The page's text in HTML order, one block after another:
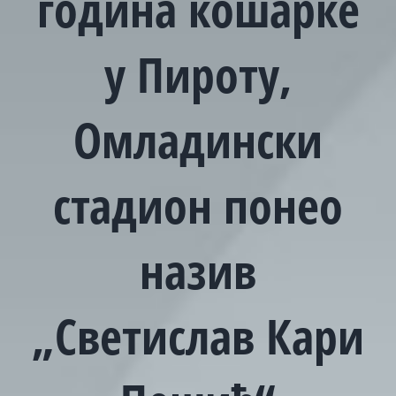
у Пироту,
Омладински
стадион понео
назив
„Светислав Кари